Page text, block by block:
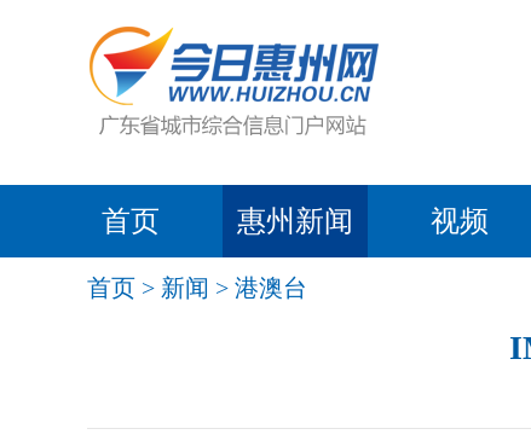
首页 惠州新闻 视频
首页 > 新闻 > 港澳台